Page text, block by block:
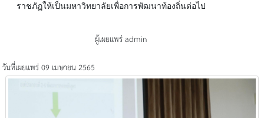
ราชภัฏให้เป็นมหาวิทยาลัยเพื่อการพัฒนาท้องถิ่นต่อไป
วันที่เผยแพร่ 09 เมษายน 2565
ผู้เผยแพร่ admin